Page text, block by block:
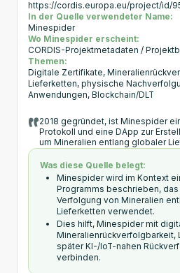
https://cordis.europa.eu/project/id/
In der Quelle verwendeter Name:
Minespider
Wo Minespider erscheint:
CORDIS-Projektmetadaten /
Themen:
Digitale Zertifikate,
Lieferketten, physische
Anwendungen, Blockchain/DLT
2018 gegründet, ist Minespider
Protokoll und eine DApp zur
um Mineralien entlang globaler
Was diese Quelle belegt:
Minespider wird im Kontext
Programms beschrieben,
Verfolgung von Mineralien
Lieferketten verwendet.
Dies hilft, Minespider mit
Mineralienrückverfolgbarkeit,
später KI-/IoT-nahen
verbinden.